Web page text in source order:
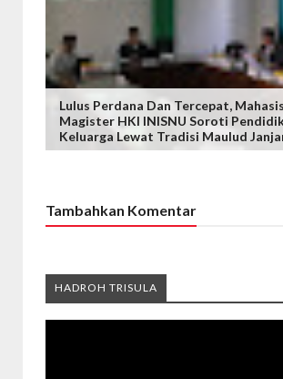
Lulus Perdana Dan Tercepat,
Magister HKI INISNU Soroti
Keluarga Lewat Tradisi Maulud
Tambahkan Komentar
HADROH TRISULA